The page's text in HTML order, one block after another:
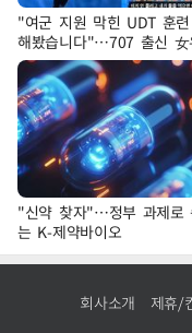
"여군 지원 막힌 UDT 훈
해봤습니다"…707 출신 女
'완벽 소화'
"신약 찾자"…정부 과제로
는 K-제약바이오
회사소개 제휴/